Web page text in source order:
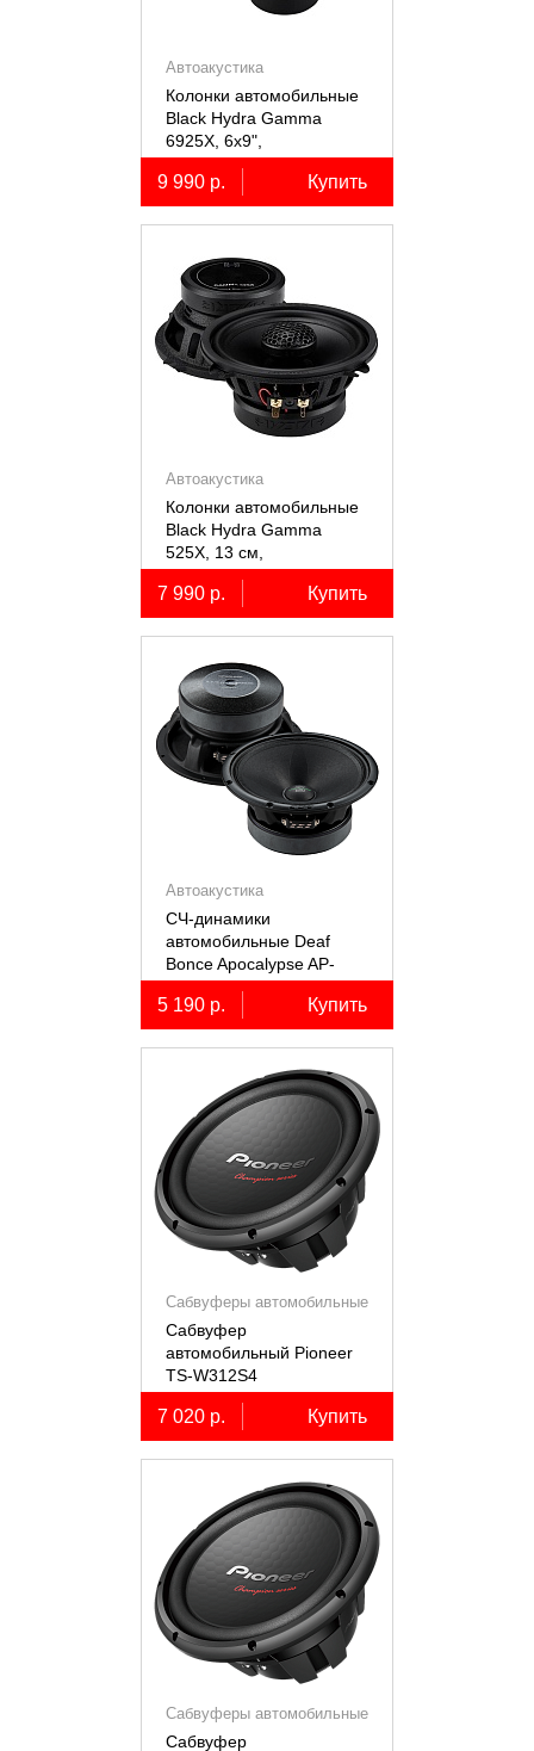
Автоакустика
Колонки автомобильные
Black Hydra Gamma
6925X, 6х9",
коаксиальные
двухполосные, 2 шт.
9 990 р. Купить
Автоакустика
Колонки автомобильные
Black Hydra Gamma
525X, 13 см,
коаксиальные
двухполосные, 2 шт.
7 990 р. Купить
Автоакустика
СЧ-динамики
автомобильные Deaf
Bonce Apocalypse AP-
M61SE PRO
5 190 р. Купить
Сабвуферы автомобильные
Сабвуфер
автомобильный Pioneer
TS-W312S4
7 020 р. Купить
Сабвуферы автомобильные
Сабвуфер